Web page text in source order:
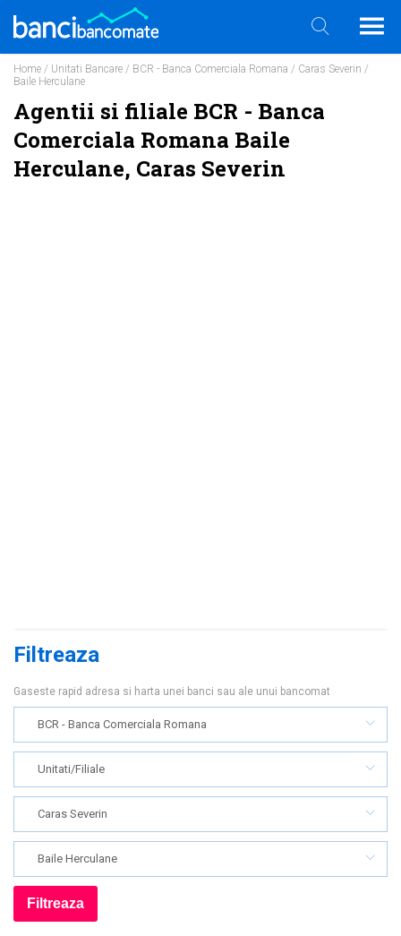
Home / Unitati Bancare / BCR - Banca Comerciala Romana / Caras Severin /
Baile Herculane
Agentii si filiale BCR - Banca
Comerciala Romana Baile
Herculane, Caras Severin
Filtreaza
Gaseste rapid adresa si harta unei banci sau ale unui bancomat
BCR - Banca Comerciala Romana
Unitati/Filiale
Caras Severin
Baile Herculane